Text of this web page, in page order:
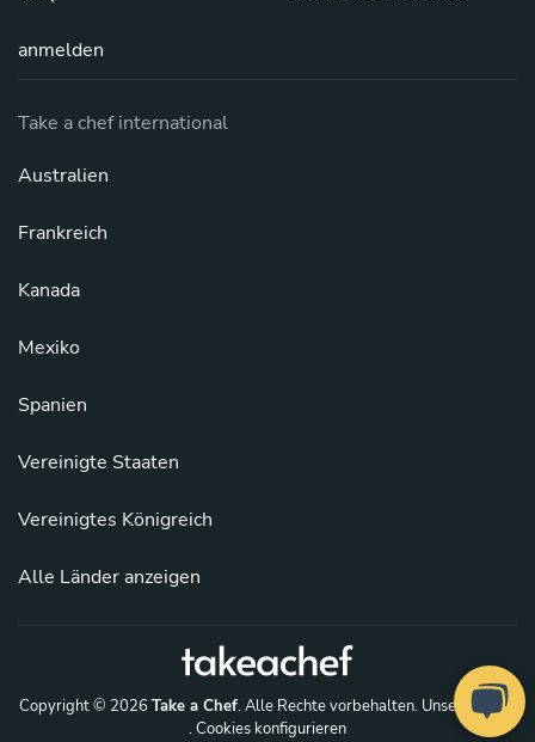
anmelden
Take a chef international
Australien
Frankreich
Kanada
Mexiko
Spanien
Vereinigte Staaten
Vereinigtes Königreich
Alle Länder anzeigen
Copyright © 2026 Take a Chef. Alle Rechte vorbehalten. Unsere Köche
. Cookies konfigurieren